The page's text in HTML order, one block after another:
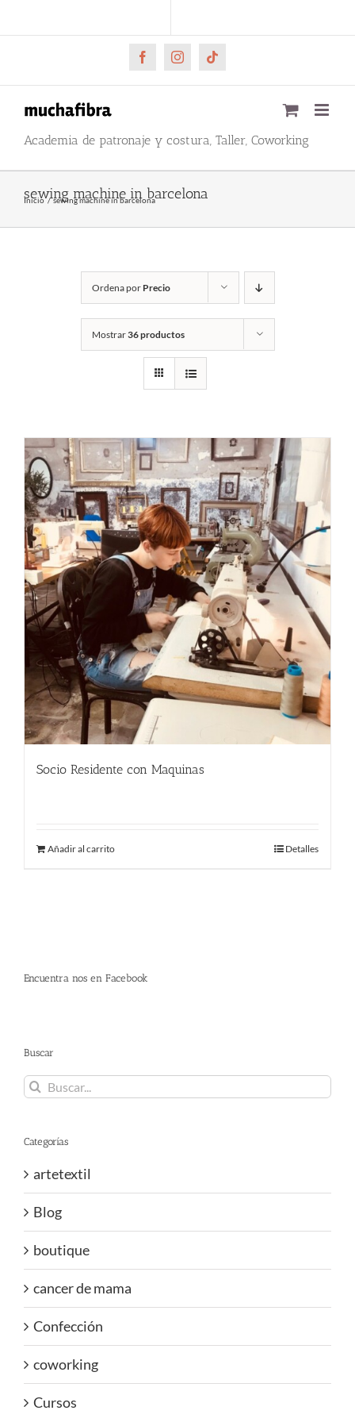
al
FacebookInstagramTiktok
Academia de patronaje y costura, Taller, Coworking
sewing machine in barcelona
Inicio sewing machine in barcelona
Ordena por Precio
Mostrar36 productos
Socio Residente con Maquinas
Añadir al carrito Detalles
Encuentra nos en Facebook
Buscar
Buscar:
Categorías
artetextil
Blog
boutique
cancer de mama
Confección
coworking
Cursos